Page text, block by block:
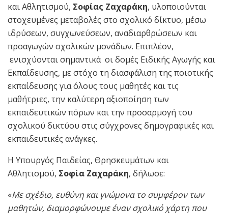
και Αθλητισμού, Σοφίας Ζαχαράκη, υλοποιούνται
στοχευμένες μεταβολές στο σχολικό δίκτυο, μέσω
ιδρύσεων, συγχωνεύσεων, αναδιαρθρώσεων και
προαγωγών σχολικών μονάδων. Επιπλέον,
ενισχύονται σημαντικά οι δομές Ειδικής Αγωγής και
Εκπαίδευσης, με στόχο τη διασφάλιση της ποιοτικής
εκπαίδευσης για όλους τους μαθητές και τις
μαθήτριες, την καλύτερη αξιοποίηση των
εκπαιδευτικών πόρων και την προσαρμογή του
σχολικού δικτύου στις σύγχρονες δημογραφικές και
εκπαιδευτικές ανάγκες.
Η Υπουργός Παιδείας, Θρησκευμάτων και
Αθλητισμού, Σοφία Ζαχαράκη, δήλωσε:
«Με σχέδιο, ευθύνη και γνώμονα το συμφέρον των
μαθητών, διαμορφώνουμε έναν σχολικό χάρτη που